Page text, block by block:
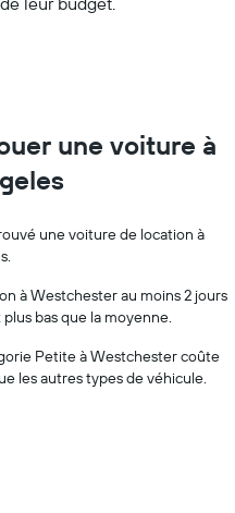
une voiture à
une voiture de location à
à Westchester au moins 2 jours
bas que la moyenne.
Petite à Westchester coûte
les autres types de véhicule.